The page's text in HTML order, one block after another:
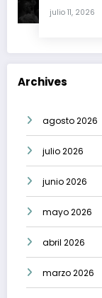
julio 11, 2026
Archives
agosto 2026
julio 2026
junio 2026
mayo 2026
abril 2026
marzo 2026